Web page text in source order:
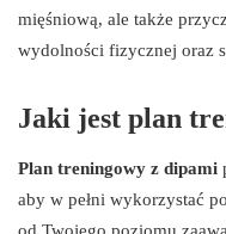
mięśniową, ale także
wydolności fizycznej oraz
Jaki jest plan
Plan treningowy z dipami
aby w pełni wykorzystać